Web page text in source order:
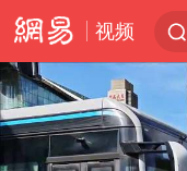
视频